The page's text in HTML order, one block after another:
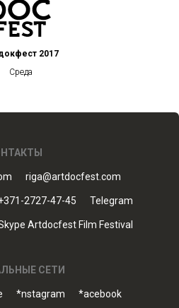
2017
Среда
riga@artdocfest.com
2727-47-45 Telegram
Artdocfest Film Festival
СЕТИ
*nstagram *acebook